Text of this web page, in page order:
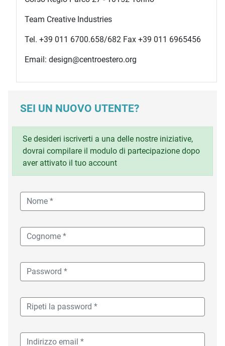
Team Creative Industries
Tel. +39 011 6700.658/682 Fax +39 011 6965456
Email: design@centroestero.org
SEI UN NUOVO UTENTE?
Se desideri iscriverti a una delle nostre iniziative,
dovrai compilare il modulo di partecipazione dopo
aver attivato il tuo account